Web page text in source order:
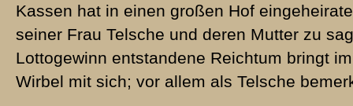
Kassen hat in einen großen Hof
seiner Frau Telsche und deren Mutter zu
Lottogewinn entstandene Reichtum bringt
Wirbel mit sich; vor allem als Telsche